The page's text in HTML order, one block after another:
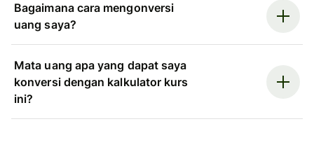
Bagaimana cara mengonversi
uang saya?
Mata uang apa yang dapat saya
konversi dengan kalkulator kurs
ini?